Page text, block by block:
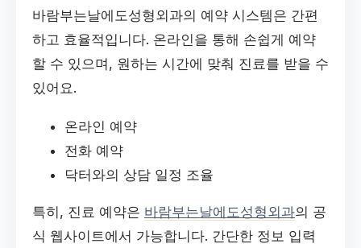
바람부는날에도성형외과의 예약 시스템은 간편
하고 효율적입니다. 온라인을 통해 손쉽게 예약
할 수 있으며, 원하는 시간에 맞춰 진료를 받을 수
있어요.
온라인 예약
전화 예약
닥터와의 상담 일정 조율
특히, 진료 예약은 바람부는날에도성형외과의 공
식 웹사이트에서 가능합니다. 간단한 정보 입력